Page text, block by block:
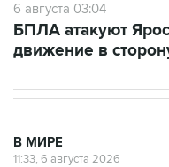
6 августа 03:04
БПЛА атакуют
движение в
В МИРЕ
11:33, 6 августа 2026